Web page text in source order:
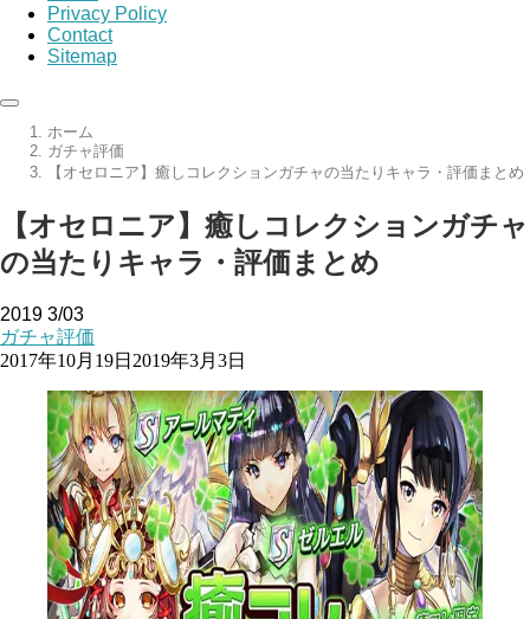
Privacy Policy
Contact
Sitemap
ホーム
ガチャ評価
【オセロニア】癒しコレクションガチャの当たりキャラ・評価まとめ
【オセロニア】癒しコレクションガチャ
の当たりキャラ・評価まとめ
2019 3/03
ガチャ評価
2017年10月19日 2019年3月3日